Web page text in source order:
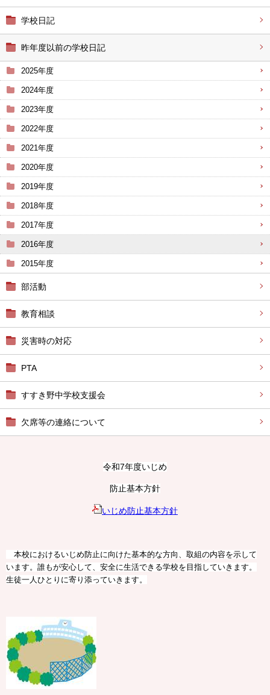
学校日記
昨年度以前の学校日記
2025年度
2024年度
2023年度
2022年度
2021年度
2020年度
2019年度
2018年度
2017年度
2016年度
2015年度
部活動
教育相談
災害時の対応
PTA
すすき野中学校支援会
欠席等の連絡について
令和7年度いじめ
防止基本方針
いじめ防止基本方針
本校におけるいじめ防止に向けた基本的な方向、取組の内容を示して
います。誰もが安心して、安全に生活できる学校を目指していきます。
生徒一人ひとりに寄り添っていきます。